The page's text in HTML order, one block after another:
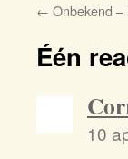
← Onbekend
Één
10